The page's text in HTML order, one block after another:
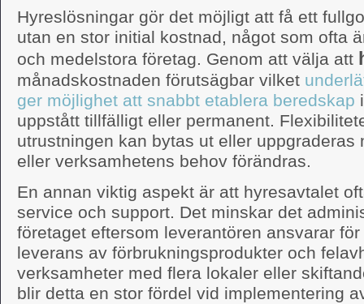
Hyreslösningar gör det möjligt att få ett
utan en stor initial kostnad, något som ofta
och medelstora företag. Genom att välja att
månadskostnaden förutsägbar vilket
ger möjlighet att snabbt etablera beredskap
uppstått tillfälligt eller permanent.
utrustningen kan bytas ut eller uppgraderas
eller verksamhetens behov förändras.
En annan viktig aspekt är att hyresavtalet
service och support. Det minskar det
företaget eftersom leverantören ansvarar
leverans av förbrukningsprodukter och
verksamheter med flera lokaler eller
blir detta en stor fördel vid implementering